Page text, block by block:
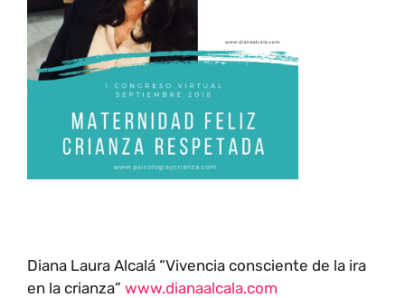
Diana Laura Alcalá “Vivencia consciente de la ira
en la crianza” www.dianaalcala.com